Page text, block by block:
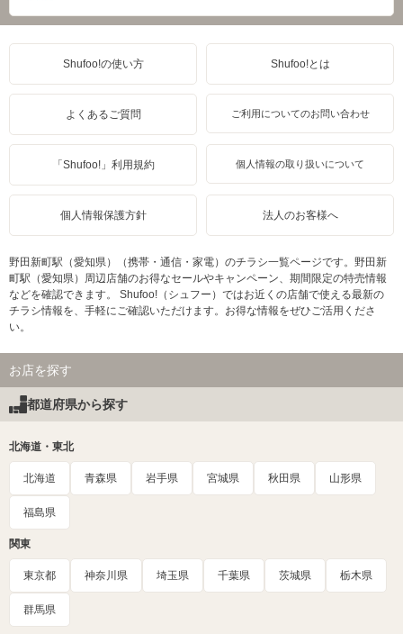
Shufoo!の使い方 Shufoo!とは
よくあるご質問 ご利用についてのお問い合わせ
「Shufoo!」利用規約 個人情報の取り扱いについて
個人情報保護方針 法人のお客様へ
野田新町駅（愛知県）（携帯・通信・家電）のチラシ一覧ページです。野田新
町駅（愛知県）周辺店舗のお得なセールやキャンペーン、期間限定の特売情報
などを確認できます。 Shufoo!（シュフー）ではお近くの店舗で使える最新の
チラシ情報を、手軽にご確認いただけます。お得な情報をぜひご活用くださ
い。
お店を探す
都道府県から探す
北海道・東北
北海道 青森県 岩手県 宮城県 秋田県 山形県
福島県
関東
東京都 神奈川県 埼玉県 千葉県 茨城県 栃木県
群馬県